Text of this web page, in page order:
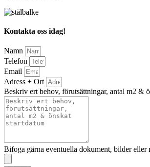
Kontakta oss idag!
Namn
Telefon
Email
Adress + Ort
Beskriv ert behov, förutsättningar, antal m2 &
Bifoga gärna eventuella dokument, bilder eller